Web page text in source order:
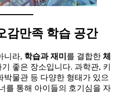
감만족 학습 공간
니라, 학습과 재미 를 결합한 체
좋은 장소입니다. 과학관, 키
물관 등 다양한 형태가 있으
를 통해 아이들의 호기심을 자